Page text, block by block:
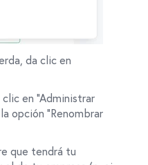
da clic en
en “Administrar
opción “Renombrar
que tendrá tu